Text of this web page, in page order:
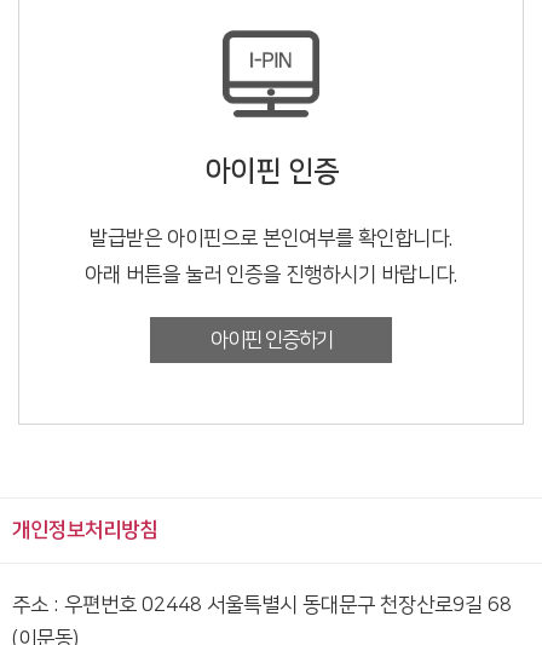
아이핀 인증
발급받은 아이핀으로 본인여부를 확인합니다.
아래 버튼을 눌러 인증을 진행하시기 바랍니다.
아이핀 인증하기
개인정보처리방침
주소 : 우편번호 02448 서울특별시 동대문구 천장산로9길 68
(이문동)